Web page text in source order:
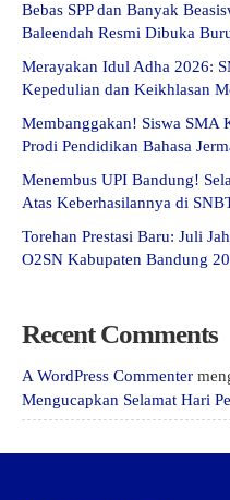
Bebas SPP dan Banyak
Baleendah Resmi Dibuka
Merayakan Idul Adha 2026:
Kepedulian dan Keikhlasan
Membanggakan! Siswa SMA
Prodi Pendidikan Bahasa
Menembus UPI Bandung!
Atas Keberhasilannya di
Torehan Prestasi Baru: Juli
O2SN Kabupaten Bandung
Recent Comments
A WordPress Commenter
Mengucapkan Selamat Hari